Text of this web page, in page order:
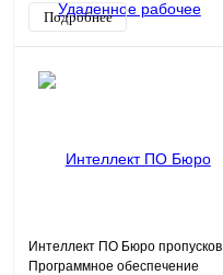
Подробнее
Интеллект ПО Бюро пропусков
Программное обеспечение